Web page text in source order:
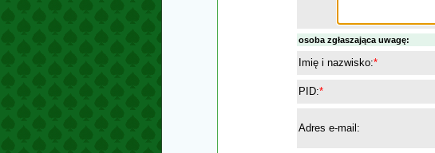
osoba zgłaszająca uwagę:
Imię i nazwisko:*
PID:*
Adres e-mail: